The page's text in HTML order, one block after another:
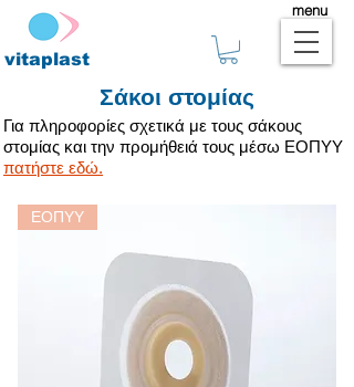
vitaplast
menu
Σάκοι στομίας
Για πληροφορίες σχετικά με τους σάκους
στομίας και την προμήθειά τους μέσω ΕΟΠΥΥ
πατήστε εδώ.
ΕΟΠΥΥ